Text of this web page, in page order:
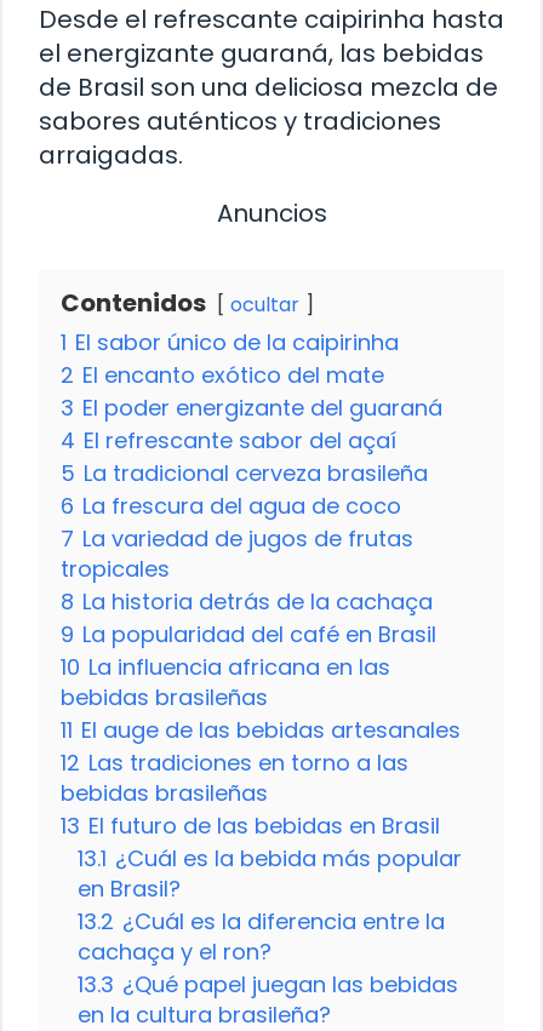
Desde el refrescante caipirinha hasta
el energizante guaraná, las bebidas
de Brasil son una deliciosa mezcla de
sabores auténticos y tradiciones
arraigadas.
Anuncios
Contenidos ocultar
1 El sabor único de la caipirinha
2 El encanto exótico del mate
3 El poder energizante del guaraná
4 El refrescante sabor del açaí
5 La tradicional cerveza brasileña
6 La frescura del agua de coco
7 La variedad de jugos de frutas
tropicales
8 La historia detrás de la cachaça
9 La popularidad del café en Brasil
10 La influencia africana en las
bebidas brasileñas
11 El auge de las bebidas artesanales
12 Las tradiciones en torno a las
bebidas brasileñas
13 El futuro de las bebidas en Brasil
13.1 ¿Cuál es la bebida más popular
en Brasil?
13.2 ¿Cuál es la diferencia entre la
cachaça y el ron?
13.3 ¿Qué papel juegan las bebidas
en la cultura brasileña?